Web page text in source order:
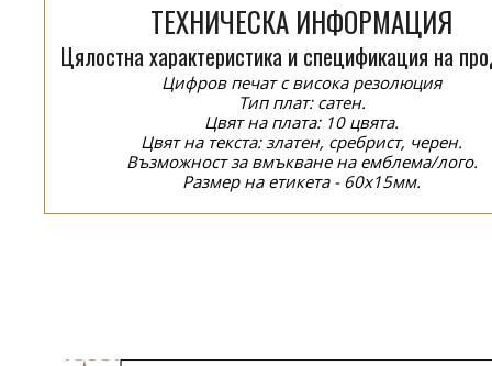
ТЕХНИЧЕСКА ИНФОРМАЦИЯ
Цялостна характеристика и спецификация на
Цифров печат с висока резолюция
Тип плат: сатен.
Цвят на плата: 10 цвята.
Цвят на текста: златен, сребрист, черен.
Възможност за вмъкване на емблема/лого.
Размер на етикета - 60x15мм.